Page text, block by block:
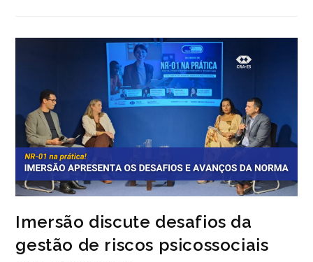
Ao
CRA-
ES
Palestra
Sobre
Futuro
Da
Gestão
Imersão discute desafios da
gestão de riscos psicossociais